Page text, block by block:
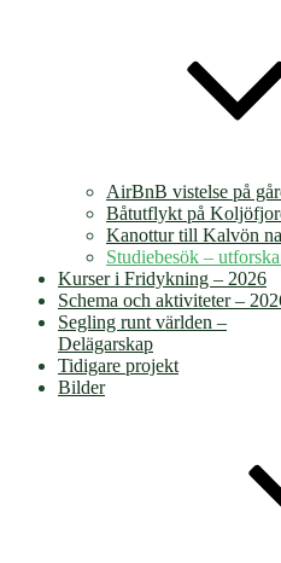
AirBnB vistelse på
Båtutflykt på
Kanottur till Kalvön
Studiebesök –
Kurser i Fridykning – 2026
Schema och aktiviteter –
Segling runt världen –
Delägarskap
Tidigare projekt
Bilder